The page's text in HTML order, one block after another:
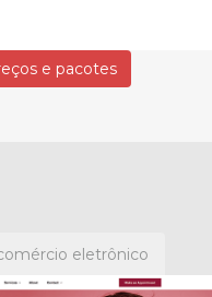
e pacotes
eletrônico